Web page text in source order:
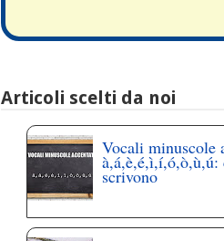
Articoli scelti da noi
Vocali minuscole
à,á,è,é,ì,í,ó,ò,ù,ú:
scrivono